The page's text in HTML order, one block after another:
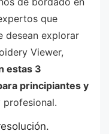
que
desean explorar
Viewer,
estas 3
principiantes y